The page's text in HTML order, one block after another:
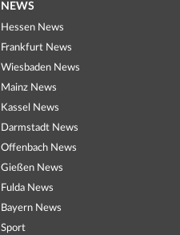
NEWS
Hessen News
Frankfurt News
Wiesbaden News
Mainz News
Kassel News
Darmstadt News
Offenbach News
Gießen News
Fulda News
Bayern News
Sport